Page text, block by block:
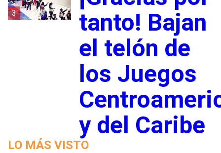
3
tanto! Bajan
el telón de
los Juegos
y del Caribe
LO MÁS VISTO